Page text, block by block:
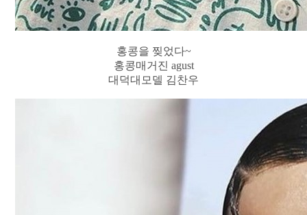
홍콩을 찢었다~
홍콩매거진 agust
대덕대모델 김찬우